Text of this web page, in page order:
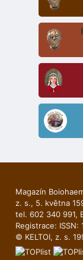
Magazín
z. s., 5. května
tel. 602 340 991,
Registrace: ISSN:
© KELTOI, z. s.